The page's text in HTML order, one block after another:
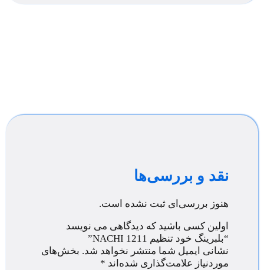
نقد و بررسی‌ها
هنوز بررسی‌ای ثبت نشده است.
اولین کسی باشید که دیدگاهی می نویسد
“بلبرینگ خود تنظیم 1211 NACHI”
نشانی ایمیل شما منتشر نخواهد شد. بخش‌های
موردنیاز علامت‌گذاری شده‌اند *